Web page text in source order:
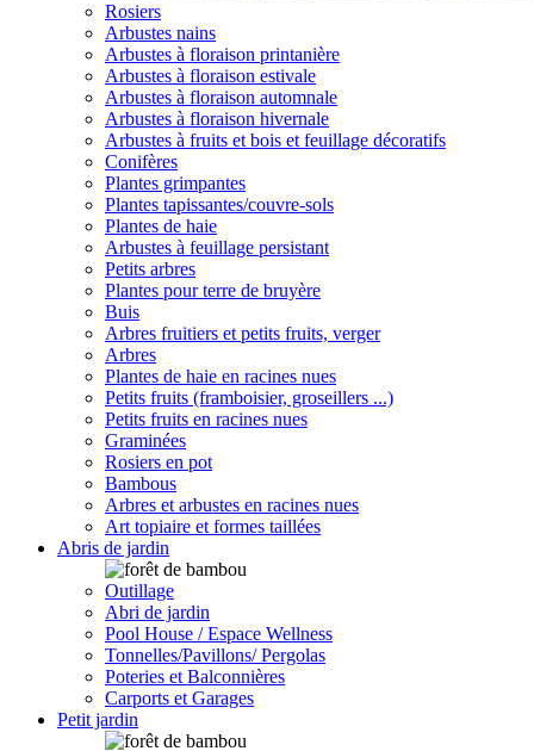
Rosiers
Arbustes nains
Arbustes à floraison printanière
Arbustes à floraison estivale
Arbustes à floraison automnale
Arbustes à floraison hivernale
Arbustes à fruits et bois et feuillage décoratifs
Conifères
Plantes grimpantes
Plantes tapissantes/couvre-sols
Plantes de haie
Arbustes à feuillage persistant
Petits arbres
Plantes pour terre de bruyère
Buis
Arbres fruitiers et petits fruits, verger
Arbres
Plantes de haie en racines nues
Petits fruits (framboisier, groseillers ...)
Petits fruits en racines nues
Graminées
Rosiers en pot
Bambous
Arbres et arbustes en racines nues
Art topiaire et formes taillées
Abris de jardin
Outillage
Abri de jardin
Pool House / Espace Wellness
Tonnelles/Pavillons/ Pergolas
Poteries et Balconnières
Carports et Garages
Petit jardin